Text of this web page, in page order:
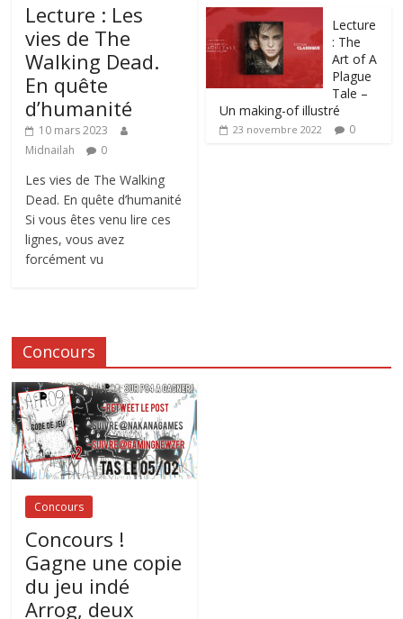
Lecture : Les
vies de The
Walking Dead.
En quête
d’humanité
10 mars 2023
Midnailah
0
Les vies de The Walking
Dead. En quête d’humanité
Si vous êtes venu lire ces
lignes, vous avez
forcément vu
Lecture
: The
Art of A
Plague
Tale –
Un making-of illustré
23 novembre 2022 0
Concours
Concours
Concours !
Gagne une copie
du jeu indé
Arrog, deux